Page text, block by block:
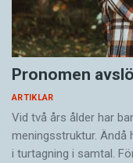
Pronomen
ARTIKLAR
Vid två års ålder har
meningsstruktur. Ändå
i turtagning i samtal.